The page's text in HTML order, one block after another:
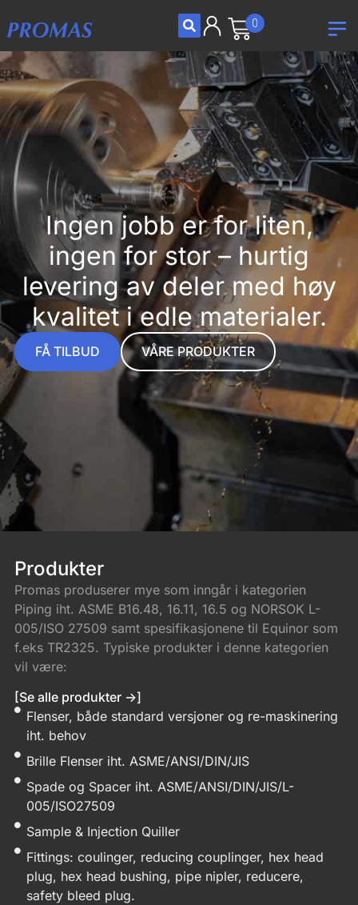
0
Ingen jobb er for liten,
ingen for stor – hurtig
levering av deler med høy
kvalitet i edle materialer.
FÅ TILBUD VÅRE PRODUKTER
Produkter
Promas produserer mye som inngår i kategorien
Piping iht. ASME B16.48, 16.11, 16.5 og NORSOK L-
005/ISO 27509 samt spesifikasjonene til Equinor som
f.eks TR2325. Typiske produkter i denne kategorien
vil være:
[Se alle produkter ->]
Flenser, både standard versjoner og re-maskinering
iht. behov
Brille Flenser iht. ASME/ANSI/DIN/JIS
Spade og Spacer iht. ASME/ANSI/DIN/JIS/L-
005/ISO27509
Sample & Injection Quiller
Fittings: coulinger, reducing couplinger, hex head
plug, hex head bushing, pipe nipler, reducere,
safety bleed plug.